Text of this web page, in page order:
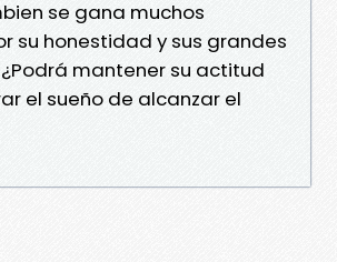
se gana muchos
su honestidad y sus grandes
mantener su actitud
el sueño de alcanzar el